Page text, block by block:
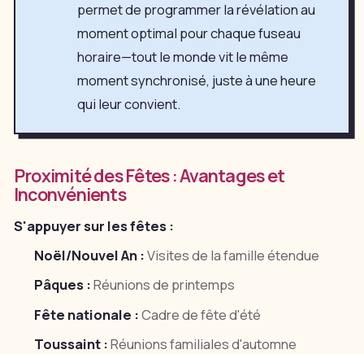
permet de programmer la révélation au
moment optimal pour chaque fuseau
horaire—tout le monde vit le même
moment synchronisé, juste à une heure
qui leur convient.
Proximité des Fêtes : Avantages et
Inconvénients
S'appuyer sur les fêtes :
Noël/Nouvel An :Visites de la famille étendue
Pâques :Réunions de printemps
Fête nationale :Cadre de fête d'été
Toussaint :Réunions familiales d'automne